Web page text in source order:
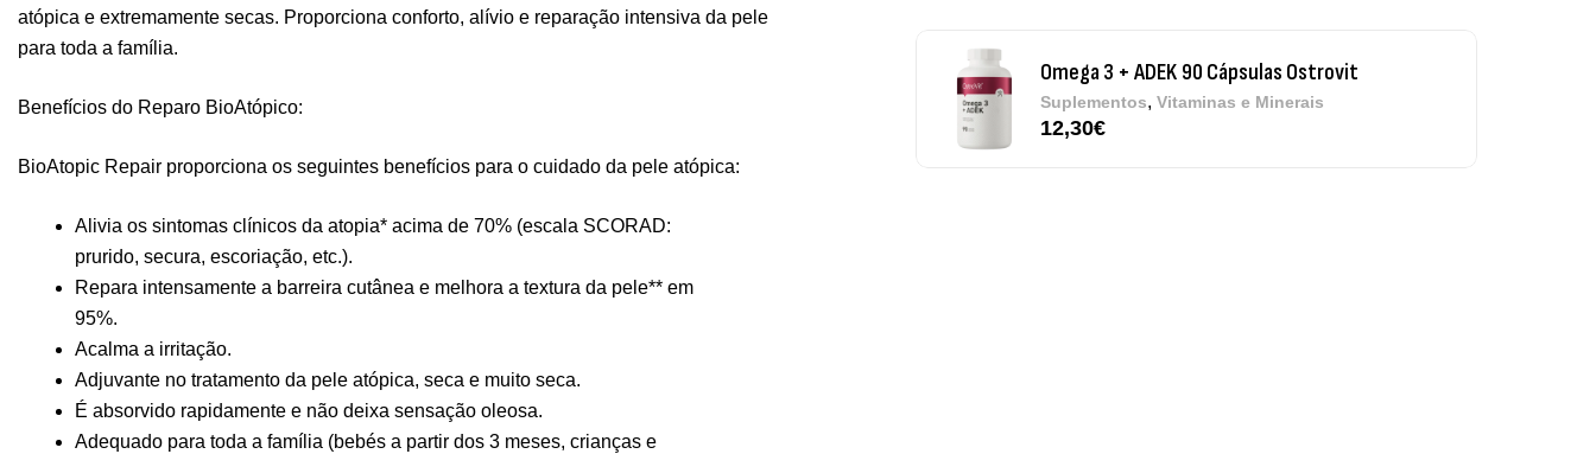
atópica e extremamente secas. Proporciona conforto, alívio e reparação intensiva da pele
para toda a família.
Benefícios do Reparo BioAtópico:
BioAtopic Repair proporciona os seguintes benefícios para o cuidado da pele atópica:
Alivia os sintomas clínicos da atopia* acima de 70% (escala SCORAD:
prurido, secura, escoriação, etc.).
Repara intensamente a barreira cutânea e melhora a textura da pele** em
95%.
Acalma a irritação.
Adjuvante no tratamento da pele atópica, seca e muito seca.
É absorvido rapidamente e não deixa sensação oleosa.
Adequado para toda a família (bebés a partir dos 3 meses, crianças e
Pure Electrolytes 270 G Ostrovit
Desporto , Suplementos